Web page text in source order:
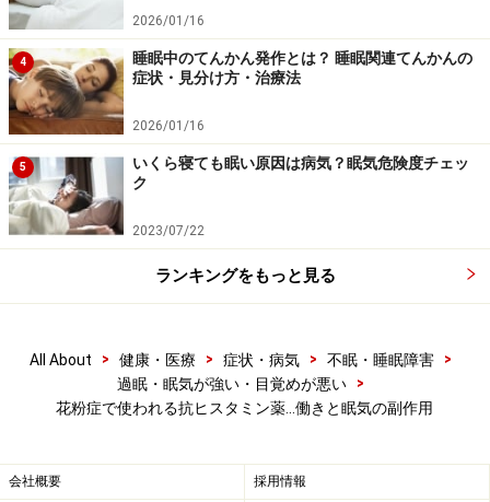
【関連サイト】
花粉症必見！ 昼スッキリ・夜グッスリの薬
花粉症の時期は眠れない人が急増！対策は？
特集：花粉対策
花粉症関連情報
All About 花粉症
※記事内容は執筆時点のものです。最新の内容をご確認くださ
断・治療行為ではありません。診断・治療を必要とする方は、適
切な医療機関での受診をおすすめいたします。記事内容は執筆者
かなる損害についても、当社、各ガイド、その他当社と契約した
情報提供者は一切の責任を負いかねます。
免責事項
2026/01/16
4
睡眠中のてんかん発作とは？ 睡眠関連てんかんの
症状・見分け方・治療法
2026/01/16
5
いくら寝ても眠い原因は病気？眠気危険度チェッ
ク
2023/07/22
ランキングをもっと見る
All About > 健康・医療 > 症状・病気 > 不眠・睡眠障害
>
過眠・眠気が強い・目覚めが悪い
>
花粉症で使われる抗ヒスタミン薬…働きと眠気の副作用
会社概要 採用情報